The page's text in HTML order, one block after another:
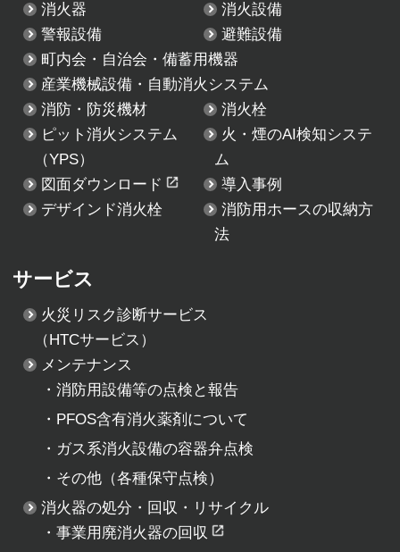
消火器
消火設備
警報設備
避難設備
町内会・自治会・備蓄用機器
産業機械設備・自動消火システム
消防・防災機材
消火栓
ピット消火システム
（YPS）
火・煙のAI検知システ
ム
図面ダウンロード
導入事例
デザインド消火栓
消防用ホースの収納方
法
サービス
火災リスク診断サービス
（HTCサービス）
メンテナンス
・消防用設備等の点検と報告
・ PFOS含有消火薬剤について
・ ガス系消火設備の容器弁点検
・ その他（各種保守点検）
消火器の処分・回収・リサイクル
・事業用廃消火器の回収